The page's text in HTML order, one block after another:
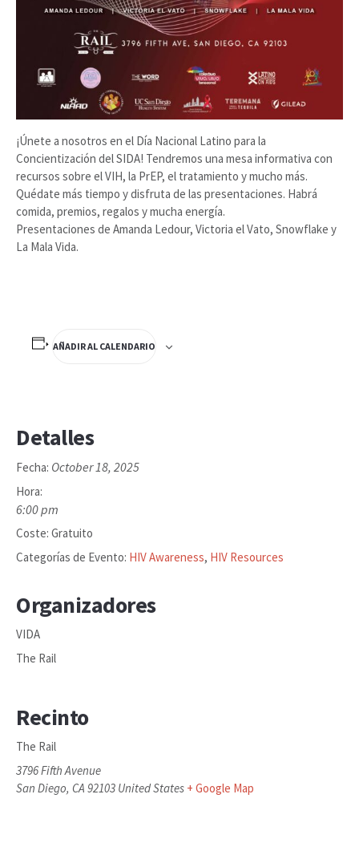
¡Únete a nosotros en el Día Nacional Latino para la
Concientización del SIDA! Tendremos una mesa informativa con
recursos sobre el VIH, la PrEP, el tratamiento y mucho más.
Quédate más tiempo y disfruta de las presentaciones. Habrá
comida, premios, regalos y mucha energía.
Presentaciones de Amanda Ledour, Victoria el Vato, Snowflake y
La Mala Vida.
AÑADIR AL CALENDARIO
Detalles
Fecha: October 18, 2025
Hora:
6:00 pm
Coste: Gratuito
Categorías de Evento: HIV Awareness, HIV Resources
Organizadores
VIDA
The Rail
Recinto
The Rail
3796 Fifth Avenue
San Diego, CA 92103 United States + Google Map